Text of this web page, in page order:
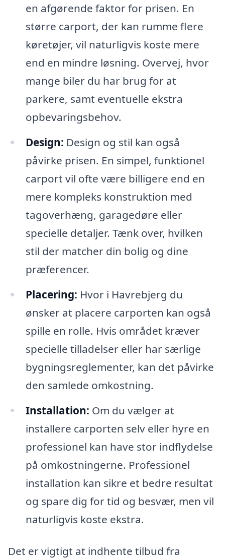
en afgørende faktor for prisen. En
større carport, der kan rumme flere
køretøjer, vil naturligvis koste mere
end en mindre løsning. Overvej, hvor
mange biler du har brug for at
parkere, samt eventuelle ekstra
opbevaringsbehov.
Design: Design og stil kan også
påvirke prisen. En simpel, funktionel
carport vil ofte være billigere end en
mere kompleks konstruktion med
tagoverhæng, garagedøre eller
specielle detaljer. Tænk over, hvilken
stil der matcher din bolig og dine
præferencer.
Placering: Hvor i Havrebjerg du
ønsker at placere carporten kan også
spille en rolle. Hvis området kræver
specielle tilladelser eller har særlige
bygningsreglementer, kan det påvirke
den samlede omkostning.
Installation: Om du vælger at
installere carporten selv eller hyre en
professionel kan have stor indflydelse
på omkostningerne. Professionel
installation kan sikre et bedre resultat
og spare dig for tid og besvær, men vil
naturligvis koste ekstra.
Det er vigtigt at indhente tilbud fra